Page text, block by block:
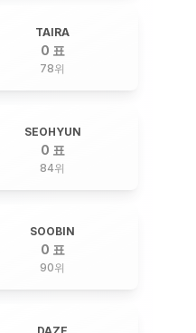
TAIRA
0 표
78위
SEOHYUN
0 표
84위
SOOBIN
0 표
90위